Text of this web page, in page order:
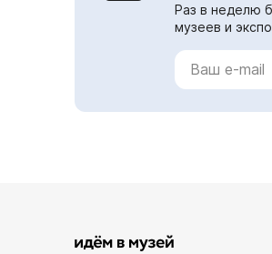
Раз в неделю
музеев и